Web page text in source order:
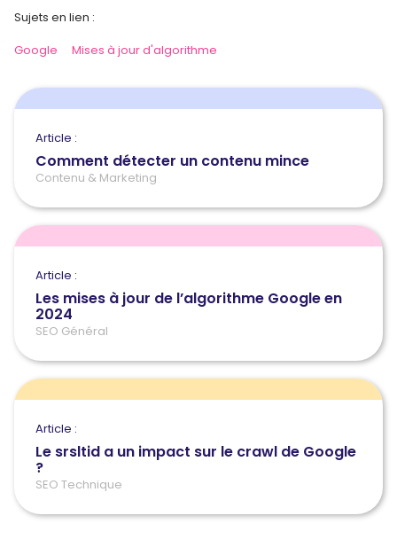
Sujets en lien :
Google
Mises à jour d'algorithme
Article :
Comment détecter un contenu mince
Contenu & Marketing
Article :
Les mises à jour de l’algorithme Google en
2024
SEO Général
Article :
Le srsltid a un impact sur le crawl de Google
?
SEO Technique